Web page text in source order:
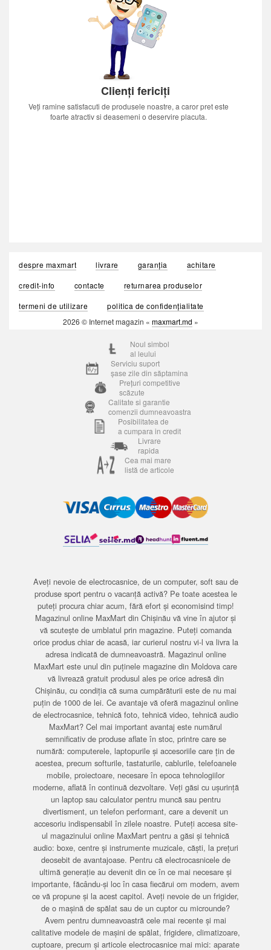
Clienți fericiți
Veți ramine satisfacuti de produsele noastre, a caror pret este
foarte atractiv si deasemeni o deservire placuta.
despre maxmart livrare garanția
achitare
credit-info
contacte
returnarea produselor
termeni de utilizare
politica de confidențialitate
2026 © Internet magazin « maxmart.md »
Noul simbol
al leului
Serviciu suport
șase zile din săptamina
Prețuri competitive
scăzute
Calitate si garantie
comenzii dumneavoastra
Posibilitatea de
a cumpara in credit
Livrare
rapida
Cea mai mare
listă de articole
Aveți nevoie de electrocasnice, de un computer, soft sau de
produse sport pentru o vacanță activă? Pe toate acestea le
puteți procura chiar acum, fără efort și economisind timp!
Magazinul online MaxMart din Chișinău vă vine în ajutor și
vă scutește de umblatul prin magazine. Puteți comanda
orice produs chiar de acasă, iar curierul nostru vi-l va livra la
adresa indicată de dumneavoastră. Magazinul online
MaxMart este unul din puținele magazine din Moldova care
vă livrează gratuit produsul ales pe orice adresă din
Chișinău, cu condiția că suma cumpărăturii este de nu mai
puțin de 1000 de lei. Ce avantaje vă oferă magazinul online
de electrocasnice, tehnică foto, tehnică video, tehnică audio
MaxMart? Cel mai important avantaj este numărul
semnificativ de produse aflate în stoc, printre care se
numără: computerele, laptopurile și accesoriile care țin de
acestea, precum softurile, tastaturile, cablurile, telefoanele
mobile, proiectoare, necesare în epoca tehnologiilor
moderne, aflată în continuă dezvoltare. Veți găsi cu ușurință
un laptop sau calculator pentru muncă sau pentru
divertisment, un telefon performant, care a devenit un
accesoriu indispensabil în zilele noastre. Puteți accesa site-
ul magazinului online MaxMart pentru a găsi și tehnică
audio: boxe, centre și instrumente muzicale, căști, la prețuri
deosebit de avantajoase. Pentru că electrocasnicele de
ultimă generație au devenit din ce în ce mai necesare și
importante, făcându-și loc în casa fiecărui om modern, avem
ce vă propune și la acest capitol. Aveți nevoie de un frigider,
de o mașină de spălat sau de un cuptor cu microunde?
Avem pentru dumneavoastră cele mai recente și mai
calitative modele de mașini de spălat, frigidere, climatizoare,
cuptoare, precum și articole electrocasnice mai mici: aparate